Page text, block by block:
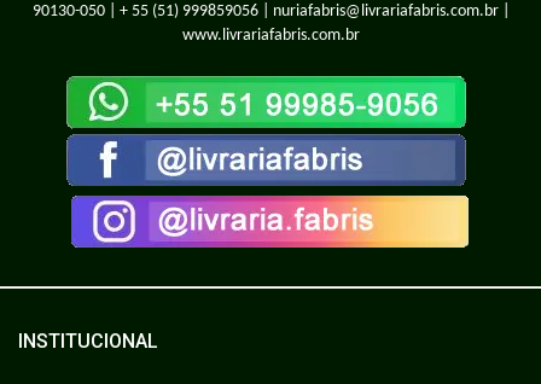
90130-050 | + 55 (51) 999859056| nuriafabris@livrariafabris.com.br |
www.livrariafabris.com.br
INSTITUCIONAL